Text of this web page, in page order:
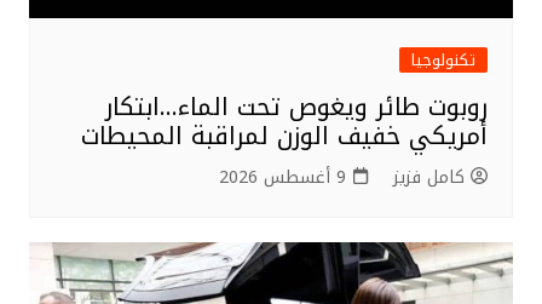
تكنولوجيا
روبوت طائر ويغوص تحت الماء…ابتكار
أمريكي خفيف الوزن لمراقبة المحيطات
كامل فزيز 9 أغسطس 2026